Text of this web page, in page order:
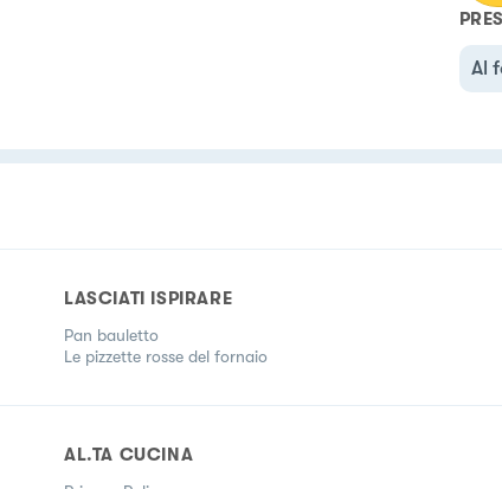
Al
LASCIATI ISPIRARE
Pan bauletto
Le pizzette rosse del fornaio
AL.TA CUCINA